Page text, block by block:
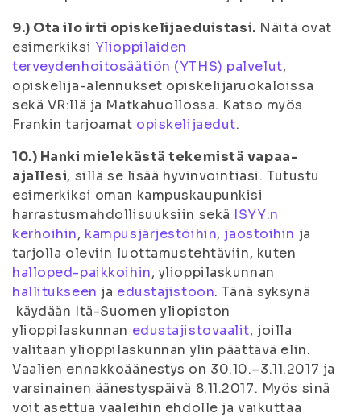
9.) Ota ilo irti opiskelijaeduistasi. Näitä ovat
esimerkiksi Ylioppilaiden
terveydenhoitosäätiön (YTHS) palvelut,
opiskelija-alennukset opiskelijaruokaloissa
sekä VR:llä ja Matkahuollossa. Katso myös
Frankin tarjoamat opiskelijaedut.
10.) Hanki mielekästä tekemistä vapaa-
ajallesi, sillä se lisää hyvinvointiasi. Tutustu
esimerkiksi oman kampuskaupunkisi
harrastusmahdollisuuksiin sekä ISYY:n
kerhoihin, kampusjärjestöihin, jaostoihin ja
tarjolla oleviin luottamustehtäviin, kuten
halloped-paikkoihin, ylioppilaskunnan
hallitukseen ja edustajistoon. Tänä syksynä
käydään Itä-Suomen yliopiston
ylioppilaskunnan edustajistovaalit, joilla
valitaan ylioppilaskunnan ylin päättävä elin.
Vaalien ennakkoäänestys on 30.10.–3.11.2017 ja
varsinainen äänestyspäivä 8.11.2017. Myös sinä
voit asettua vaaleihin ehdolle ja vaikuttaa